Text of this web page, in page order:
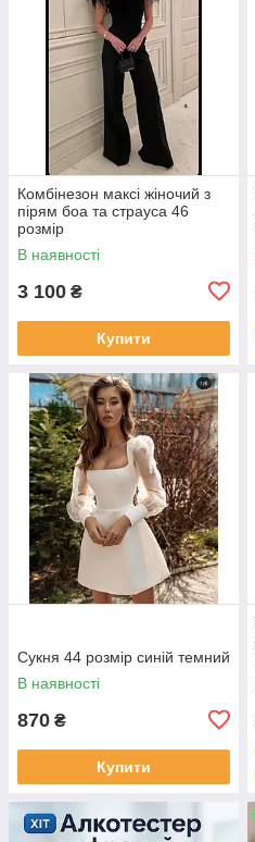
Комбінезон максі жіночий з
пірям боа та страуса 46
розмір
В наявності
3 100 ₴
Купити
Сукня 44 розмір синій темний
В наявності
870 ₴
Купити